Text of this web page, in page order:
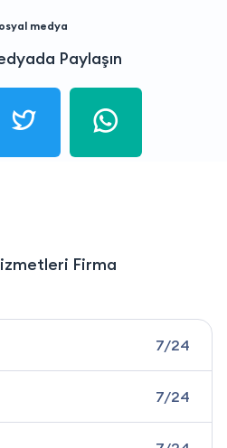
medya
Paylaşın
Firma
7/24
7/24